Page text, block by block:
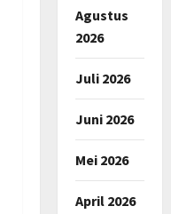
Agustus
2026
Juli 2026
Juni 2026
Mei 2026
April 2026